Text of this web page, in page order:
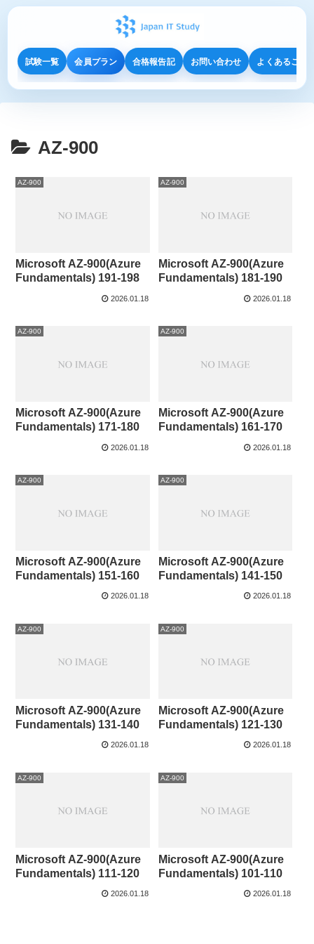
試験一覧 会員プラン 合格報告記 お問い合わせ よくあるご質
AZ-900
AZ-900
Microsoft AZ-900(Azure
Fundamentals) 191-198
2026.01.18
AZ-900
Microsoft AZ-900(Azure
Fundamentals) 181-190
2026.01.18
AZ-900
Microsoft AZ-900(Azure
Fundamentals) 171-180
2026.01.18
AZ-900
Microsoft AZ-900(Azure
Fundamentals) 161-170
2026.01.18
AZ-900
Microsoft AZ-900(Azure
Fundamentals) 151-160
2026.01.18
AZ-900
Microsoft AZ-900(Azure
Fundamentals) 141-150
2026.01.18
AZ-900
Microsoft AZ-900(Azure
Fundamentals) 131-140
2026.01.18
AZ-900
Microsoft AZ-900(Azure
Fundamentals) 121-130
2026.01.18
AZ-900
Microsoft AZ-900(Azure
Fundamentals) 111-120
2026.01.18
AZ-900
Microsoft AZ-900(Azure
Fundamentals) 101-110
2026.01.18